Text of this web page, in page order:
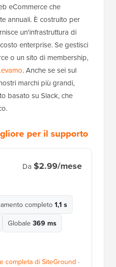
eCommerce che
annuali. È costruito per
un'infrastruttura di
enterprise. Se gestisci
o un sito di membership,
. Anche se sei sul
marchi più grandi,
basato su Slack, che
per il supporto
Da $2.99/mese
completo 1,1 s
Globale 369 ms
completa di SiteGround ·